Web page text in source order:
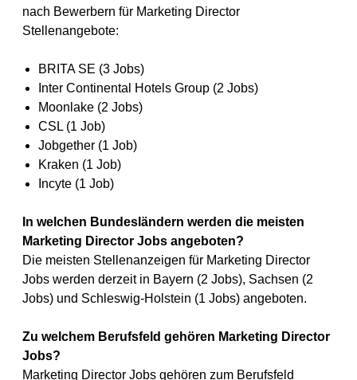
nach Bewerbern für Marketing Director
Stellenangebote:
BRITA SE (3 Jobs)
Inter Continental Hotels Group (2 Jobs)
Moonlake (2 Jobs)
CSL (1 Job)
Jobgether (1 Job)
Kraken (1 Job)
Incyte (1 Job)
In welchen Bundesländern werden die meisten
Marketing Director Jobs angeboten?
Die meisten Stellenanzeigen für Marketing Director
Jobs werden derzeit in Bayern (2 Jobs), Sachsen (2
Jobs) und Schleswig-Holstein (1 Jobs) angeboten.
Zu welchem Berufsfeld gehören Marketing Director
Jobs?
Marketing Director Jobs gehören zum Berufsfeld